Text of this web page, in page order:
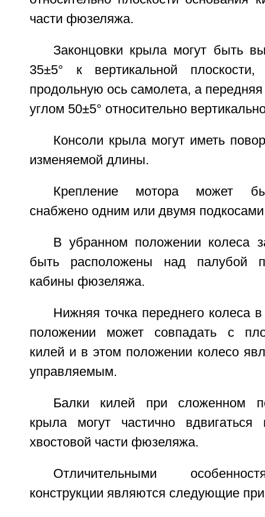
части фюзеляжа.
Законцовки крыла могут быть
35±5° к вертикальной
продольную ось самолета, а
углом 50±5° относительно
Консоли крыла могут иметь
изменяемой длины.
Крепление мотора может
снабжено одним или двумя
В убранном положении колеса
быть расположены над палубой
кабины фюзеляжа.
Нижняя точка переднего колеса
положении может совпадать с
килей и в этом положении колесо
управляемым.
Балки килей при сложенном
крыла могут частично
хвостовой части фюзеляжа.
Отличительными
конструкции являются следующие